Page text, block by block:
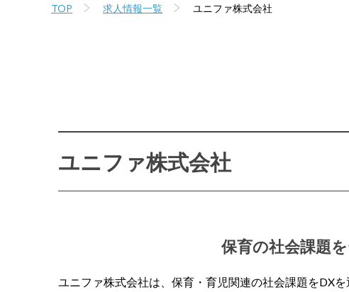
TOP 求人情報一覧 ユニファ株式会社
ユニファ株式会社
保育の社会課題
ユニファ株式会社は、保育・育児関連の社会課題をDXを